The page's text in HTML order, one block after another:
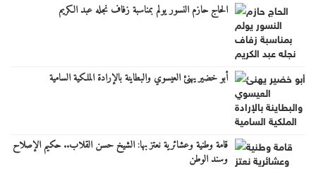
الحاج حازم النسور يولم بمناسبة زفاف نجله عبد الكريم
أبو خضير يهنئ العيسوي والبطاينة بالإرادة الملكية السامية
قامة وطنية وعشائرية نعتز بها: الشيخ حسن القلاب.. حكيم الإصلاح
وسند الوطن